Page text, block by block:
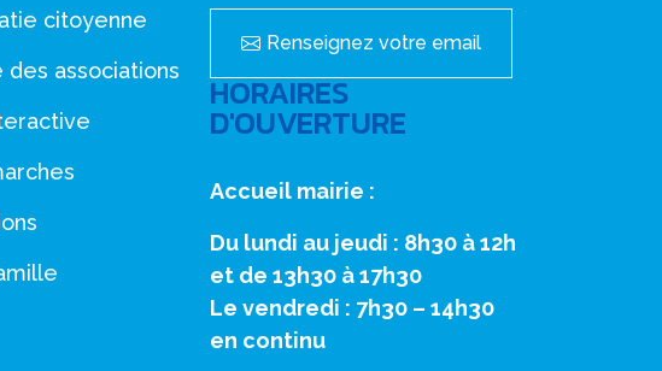
citoyenne
des associations
Renseignez votre email
HORAIRES
D'OUVERTURE
Accueil mairie :
Du lundi au jeudi : 8h30 à 12h
et de 13h30 à 17h30
Le vendredi : 7h30 – 14h30
en continu